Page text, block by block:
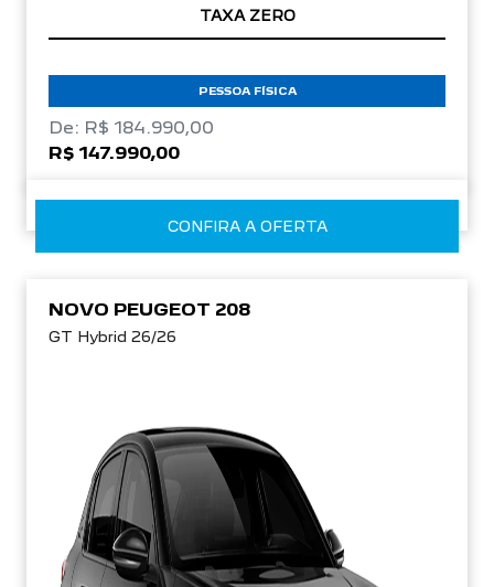
TAXA ZERO
PESSOA FÍSICA
De: R$ 184.990,00
R$ 147.990,00
CONFIRA A OFERTA
NOVO PEUGEOT 208
GT Hybrid 26/26